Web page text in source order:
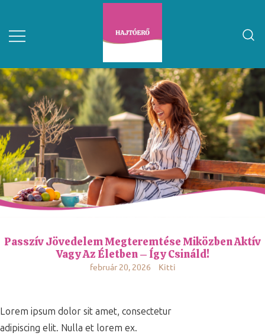
Passzív Jövedelem Megteremtése Miközben Aktív
Vagy Az Életben – Így Csináld!
február 20, 2026 Kitti
Lorem ipsum dolor sit amet, consectetur
adipiscing elit. Nulla et lorem ex.